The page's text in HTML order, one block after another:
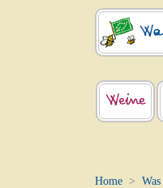
Weine
Home